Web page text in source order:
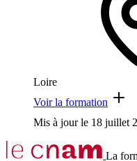
Loire
Voir la formation
Mis à jour le 18 juillet
La